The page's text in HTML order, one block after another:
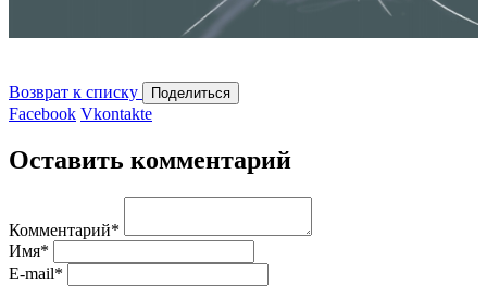
Возврат к списку Поделиться
Facebook Vkontakte
Оставить комментарий
Комментарий*
Имя*
E-mail*